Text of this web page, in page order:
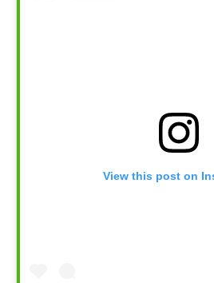
View this post on